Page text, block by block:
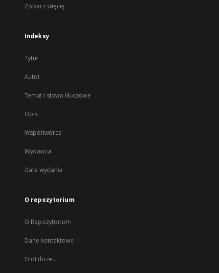
Zobacz więcej
Indeksy
Tytuł
Autor
Temat i słowa kluczowe
Opis
Współtwórca
Wydawca
Data wydania
O repozytorium
O Repozytorium
Dane kontaktowe
O dLibrze...